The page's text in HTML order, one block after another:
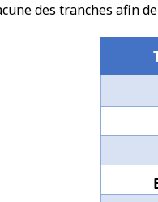
des tranches afin